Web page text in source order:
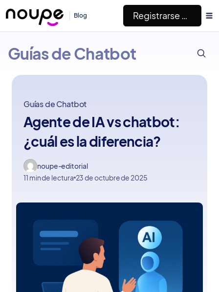
Blog Registrarse Gratis
Noupe
Guías de Chatbot
Guías de Chatbot
Agente de IA vs chatbot:
¿cuál es la diferencia?
noupe-editorial
11 min de lectura 23 de octubre de 2025
ESC